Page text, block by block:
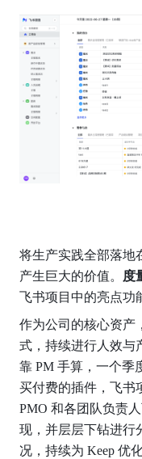
将生产实践全部落地
产生巨大的价值。
度
飞书项目中的亮点功
作为公司的核心资产
式，持续进行人效与
靠 PM 手算，一个季
买付费的插件，飞书
PMO 和各团队负责
现，并层层下钻进行
况，持续为 Keep 优